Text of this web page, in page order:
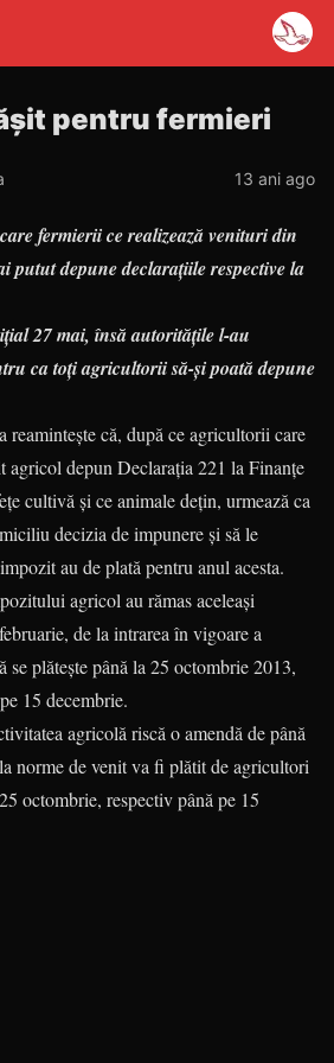
pentru fermieri
13 ani ago
fermierii ce realizează venituri din
putut depune declaraţiile respective la
27 mai, însă autoritățile l-au
ca toți agricultorii să-și poată depune
că, după ce agricultorii care
agricol depun Declaraţia 221 la Finanţe
cultivă şi ce animale deţin, urmează ca
decizia de impunere şi să le
au de plată pentru anul acesta.
agricol au rămas aceleaşi
de la intrarea în vigoare a
plăteşte până la 25 octombrie 2013,
15 decembrie.
agricolă riscă o amendă de până
norme de venit va fi plătit de agricultori
octombrie, respectiv până pe 15